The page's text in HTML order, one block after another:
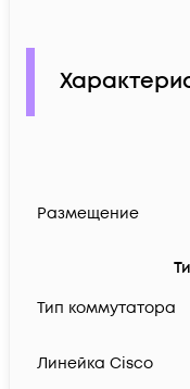
Размещение
Тип коммутатора
Линейка Cisco